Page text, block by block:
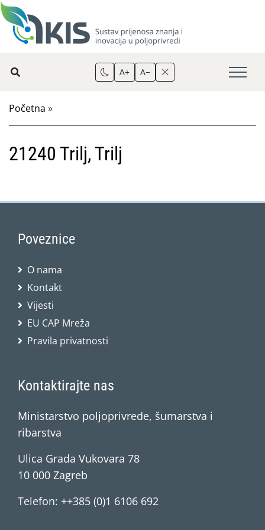
A+ A−
Početna »
21240 Trilj, Trilj
Poveznice
O nama
Kontakt
Vijesti
EU CAP Mreža
Pravila privatnosti
Kontaktirajte nas
Ministarstvo poljoprivrede, šumarstva i
ribarstva
Ulica Grada Vukovara 78
10 000 Zagreb
Telefon: ++385 (0)1 6106 692